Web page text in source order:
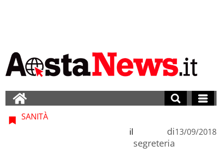
SANITÀ
di
segreteria
il 13/09/2018